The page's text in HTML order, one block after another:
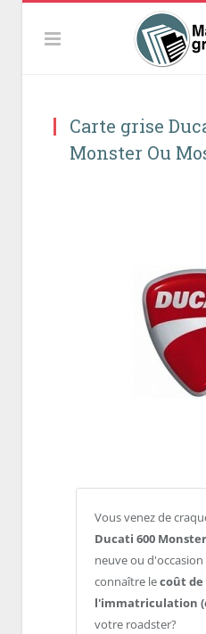
Carte grise
Monster Ou
Vous venez de
Ducati 600
neuve ou
connaître lecoût de
l'immatriculation
votre roadster?